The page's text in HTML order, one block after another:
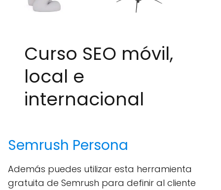
Curso SEO móvil,
local e
internacional
Semrush Persona
Además puedes utilizar esta herramienta
gratuita de Semrush para definir al cliente